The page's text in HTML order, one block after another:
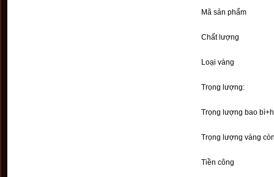
Mã sản phẩm
Chất lượng
Loại vàng
Trọng lượng:
Trọng lượng bao
Trọng lượng vàng
Tiền công